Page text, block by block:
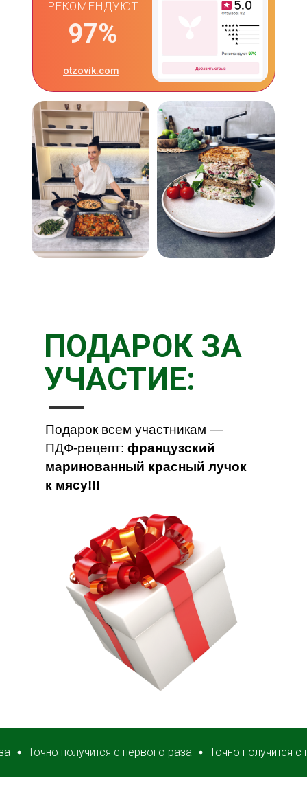
РЕКОМЕНДУЮТ
97%
otzovik.com
Подарок всем участникам —
ПДФ-рецепт: французский
маринованный красный лучок
к мясу!!!
ПОДАРОК ЗА
УЧАСТИЕ:
получится с первого раза Точно получится с